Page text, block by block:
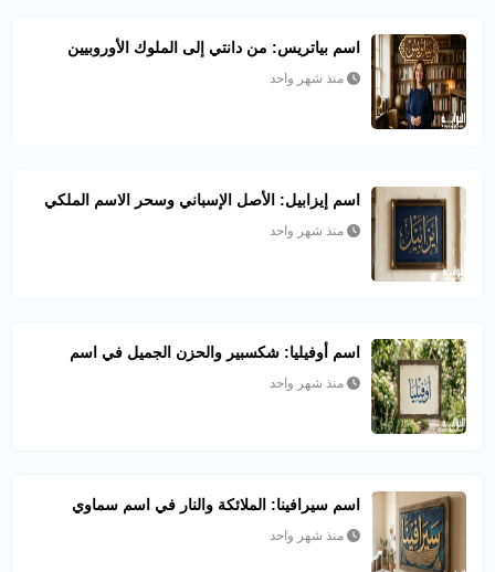
اسم بياتريس: من دانتي إلى الملوك الأوروبيين
منذ شهر واحد
اسم إيزابيل: الأصل الإسباني وسحر الاسم الملكي
منذ شهر واحد
اسم أوفيليا: شكسبير والحزن الجميل في اسم
منذ شهر واحد
اسم سيرافينا: الملائكة والنار في اسم سماوي
منذ شهر واحد